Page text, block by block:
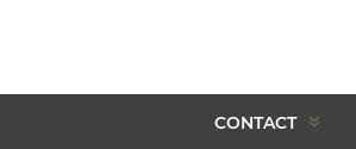
CONTACT